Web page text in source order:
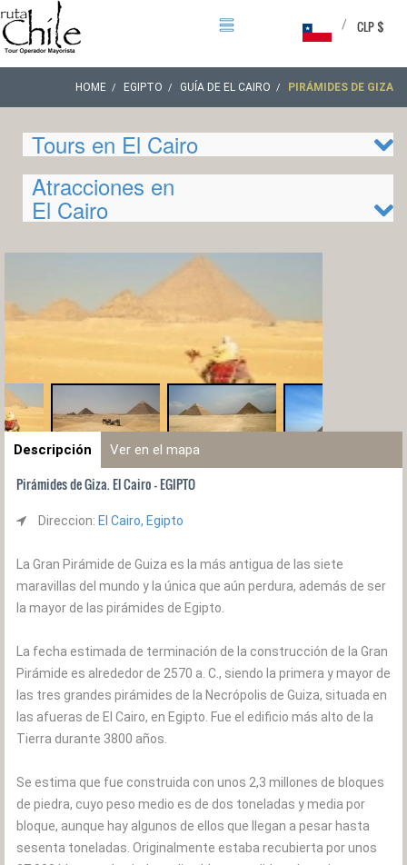
CLP $
/
HOME EGIPTO GUÍA DE EL CAIRO PIRÁMIDES DE GIZA
Tours en El Cairo
Atracciones en
El Cairo
Descripción Ver en el mapa
Pirámides de Giza. El Cairo - EGIPTO
Direccion: El Cairo, Egipto
La Gran Pirámide de Guiza es la más antigua de las siete
maravillas del mundo y la única que aún perdura, además de ser
la mayor de las pirámides de Egipto.
La fecha estimada de terminación de la construcción de la Gran
Pirámide es alrededor de 2570 a. C., siendo la primera y mayor de
las tres grandes pirámides de la Necrópolis de Guiza, situada en
las afueras de El Cairo, en Egipto. Fue el edificio más alto de la
Tierra durante 3800 años.
Se estima que fue construida con unos 2,3 millones de bloques
de piedra, cuyo peso medio es de dos toneladas y media por
bloque, aunque hay algunos de ellos que llegan a pesar hasta
sesenta toneladas. Originalmente estaba recubierta por unos